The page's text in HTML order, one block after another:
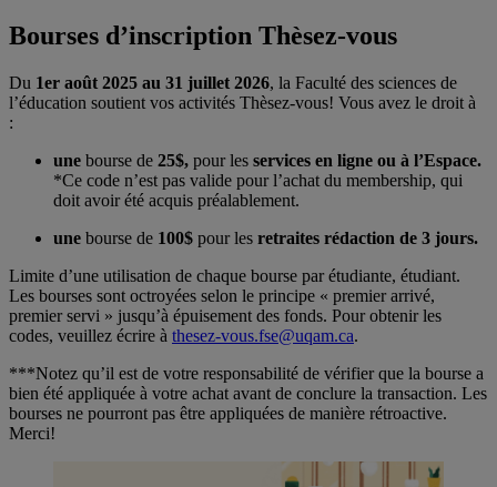
Bourses d’inscription Thèsez-vous
Du 1er août 2025 au 31 juillet 2026, la Faculté des sciences de
l’éducation soutient vos activités Thèsez-vous! Vous avez le droit à
: ​
une bourse de 25$, pour les services en ligne ou à l’Espace.
*Ce code n’est pas valide pour l’achat du membership, qui
doit avoir été acquis préalablement.
une bourse de 100$ pour les retraites rédaction de 3 jours.
Limite d’une utilisation de chaque bourse par étudiante, étudiant.​
Les bourses sont octroyées selon le principe « premier arrivé,
premier servi » jusqu’à épuisement des fonds. Pour obtenir les
codes, veuillez écrire à thesez-vous.fse@uqam.ca.
​***Notez qu’il est de votre responsabilité de vérifier que la bourse a
bien été appliquée à votre achat avant de conclure la transaction. Les
bourses ne pourront pas être appliquées de manière rétroactive.
Merci!